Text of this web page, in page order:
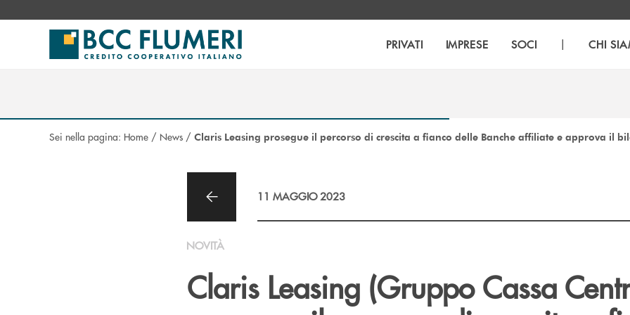
PRIVATI IMPRESE SOCI | CHI
Sei nella pagina: Home / News / Claris Leasing prosegue il percorso di crescita a fianco delle Banche affiliate e approva il
11 MAGGIO 2023
NOVITÀ
Claris Leasing (Gruppo Cassa